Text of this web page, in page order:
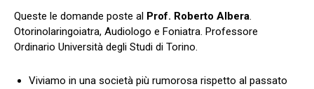
Queste le domande poste al Prof. Roberto Albera.
Otorinolaringoiatra, Audiologo e Foniatra. Professore
Ordinario Università degli Studi di Torino.
Viviamo in una società più rumorosa rispetto al passato